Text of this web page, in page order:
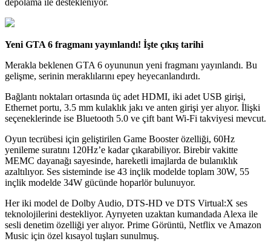
Yeni GTA 6 fragmanı yayınlandı! İşte çıkış tarihi
Merakla beklenen GTA 6 oyununun yeni fragmanı yayınlandı. Bu
gelişme, serinin meraklılarını epey heyecanlandırdı.
Bağlantı noktaları ortasında üç adet HDMI, iki adet USB girişi,
Ethernet portu, 3.5 mm kulaklık jakı ve anten girişi yer alıyor. İlişki
seçeneklerinde ise Bluetooth 5.0 ve çift bant Wi-Fi takviyesi mevcut.
Oyun tecrübesi için geliştirilen Game Booster özelliği, 60Hz
yenileme suratını 120Hz’e kadar çıkarabiliyor. Birebir vakitte
MEMC dayanağı sayesinde, hareketli imajlarda de bulanıklık
azaltılıyor. Ses sisteminde ise 43 inçlik modelde toplam 30W, 55
inçlik modelde 34W gücünde hoparlör bulunuyor.
Her iki model de Dolby Audio, DTS-HD ve DTS Virtual:X ses
teknolojilerini destekliyor. Ayrıyeten uzaktan kumandada Alexa ile
sesli denetim özelliği yer alıyor. Prime Görüntü, Netflix ve Amazon
Music için özel kısayol tuşları sunulmuş.